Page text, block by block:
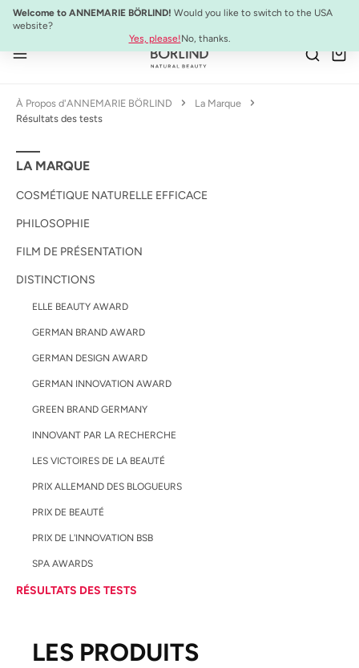
Passer au contenu principal
Welcome to ANNEMARIE BÖRLIND! Would you like to switch to the USA
website?
Yes, please!No, thanks.
À Propos d'ANNEMARIE BÖRLIND
La Marque
Résultats des tests
LA MARQUE
COSMÉTIQUE NATURELLE EFFICACE
PHILOSOPHIE
FILM DE PRÉSENTATION
DISTINCTIONS
ELLE BEAUTY AWARD
GERMAN BRAND AWARD
GERMAN DESIGN AWARD
GERMAN INNOVATION AWARD
GREEN BRAND GERMANY
INNOVANT PAR LA RECHERCHE
LES VICTOIRES DE LA BEAUTÉ
PRIX ALLEMAND DES BLOGUEURS
PRIX DE BEAUTÉ
PRIX DE L'INNOVATION BSB
SPA AWARDS
RÉSULTATS DES TESTS
LES PRODUITS